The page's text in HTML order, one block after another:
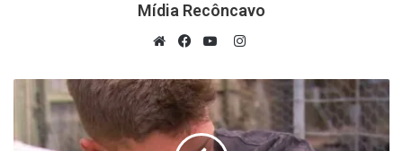
Mídia Recôncavo
Instagram